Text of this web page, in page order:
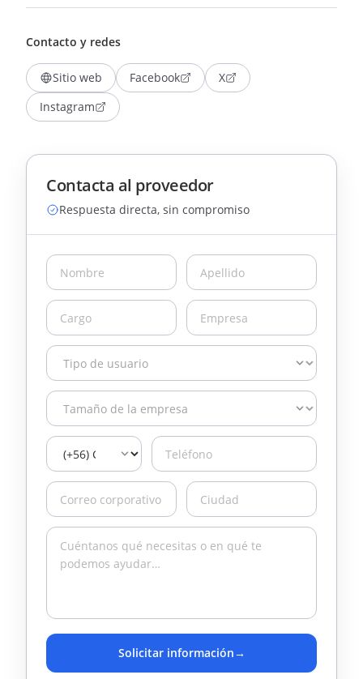
Contacto y redes
Sitio web Facebook
X
Instagram
Contacta al proveedor
Respuesta directa, sin compromiso
Solicitar información→